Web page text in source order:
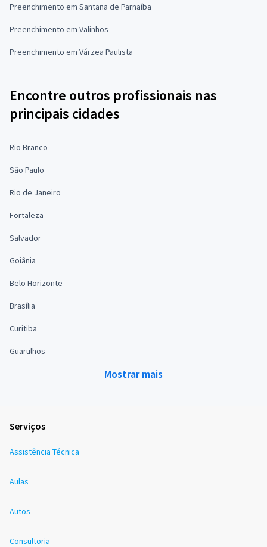
Preenchimento em Santana de Parnaíba
Preenchimento em Valinhos
Preenchimento em Várzea Paulista
Encontre outros profissionais nas
principais cidades
Rio Branco
São Paulo
Rio de Janeiro
Fortaleza
Salvador
Goiânia
Belo Horizonte
Brasília
Curitiba
Guarulhos
Mostrar mais
Serviços
Assistência Técnica
Aulas
Autos
Consultoria